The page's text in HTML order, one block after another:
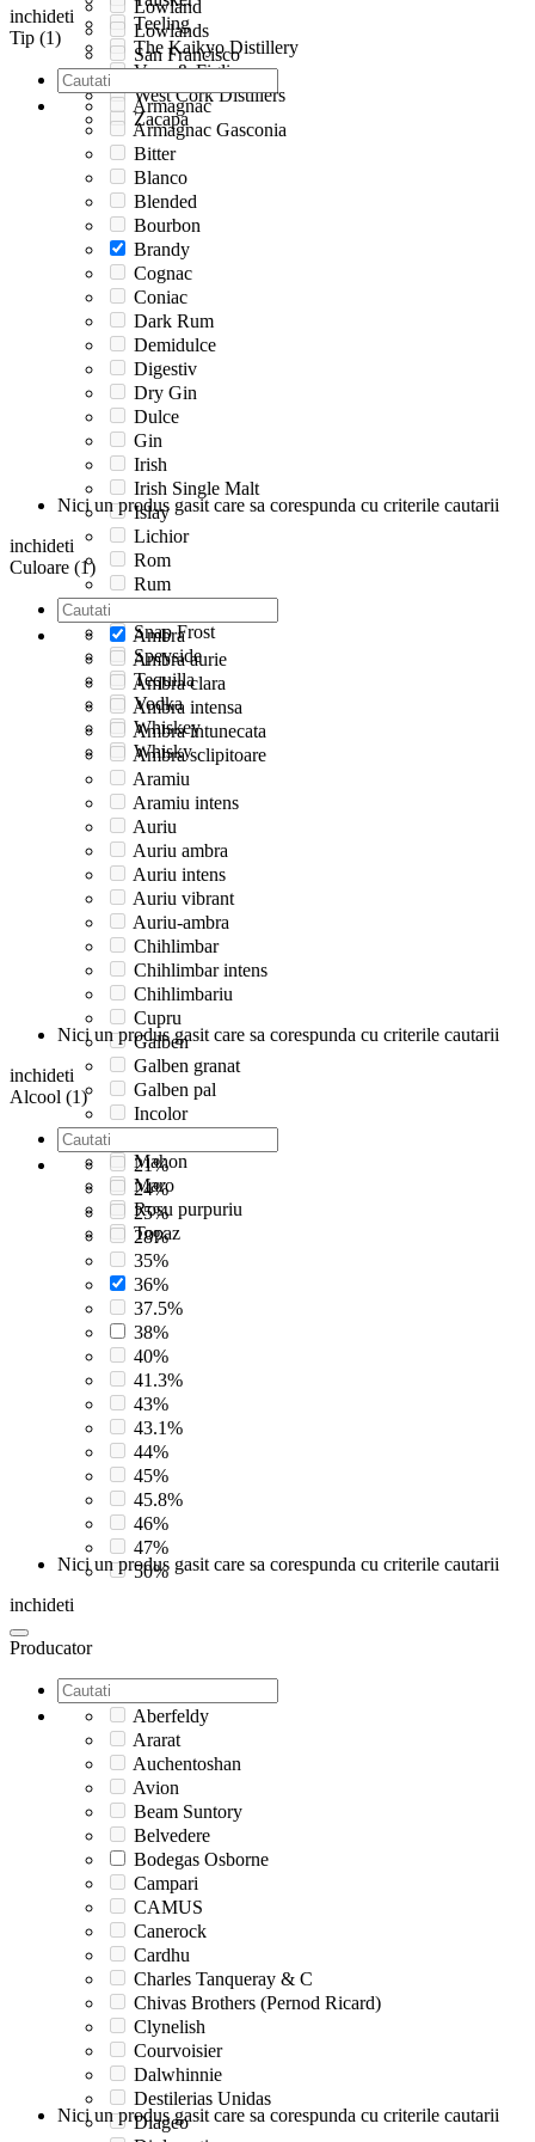
Teeling
The Kaikyo Distillery
Vena & Figli
West Cork Distillers
Zacapa
Lowland
Lowlands
San Francisco
inchideti
Tip (1)
Armagnac
Armagnac Gasconia
Bitter
Blanco
Blended
Bourbon
Brandy
Cognac
Coniac
Dark Rum
Demidulce
Digestiv
Dry Gin
Dulce
Gin
Irish
Irish Single Malt
Islay
Lichior
Rom
Rum
Snap Frost
Speyside
Tequilla
Vodka
Whiskey
Whisky
Nici un produs gasit care sa corespunda cu criterile cautarii
inchideti
Culoare (1)
Ambra
Ambra aurie
Ambra clara
Ambra intensa
Ambra intunecata
Ambra sclipitoare
Aramiu
Aramiu intens
Auriu
Auriu ambra
Auriu intens
Auriu vibrant
Auriu-ambra
Chihlimbar
Chihlimbar intens
Chihlimbariu
Cupru
Galben
Galben granat
Galben pal
Incolor
Mahon
Maro
Rosu purpuriu
Topaz
Nici un produs gasit care sa corespunda cu criterile cautarii
inchideti
Alcool (1)
21%
24%
25%
28%
35%
36%
37.5%
38%
40%
41.3%
43%
43.1%
44%
45%
45.8%
46%
47%
50%
Nici un produs gasit care sa corespunda cu criterile cautarii
inchideti
Producator
Aberfeldy
Ararat
Auchentoshan
Avion
Beam Suntory
Belvedere
Bodegas Osborne
Campari
CAMUS
Canerock
Cardhu
Charles Tanqueray & C
Chivas Brothers (Pernod Ricard)
Clynelish
Courvoisier
Dalwhinnie
Destilerias Unidas
Diageo
Nici un produs gasit care sa corespunda cu criterile cautarii